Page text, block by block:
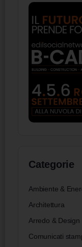
Categorie
Ambiente &
Architettura
Arredo & Design
Comunicati